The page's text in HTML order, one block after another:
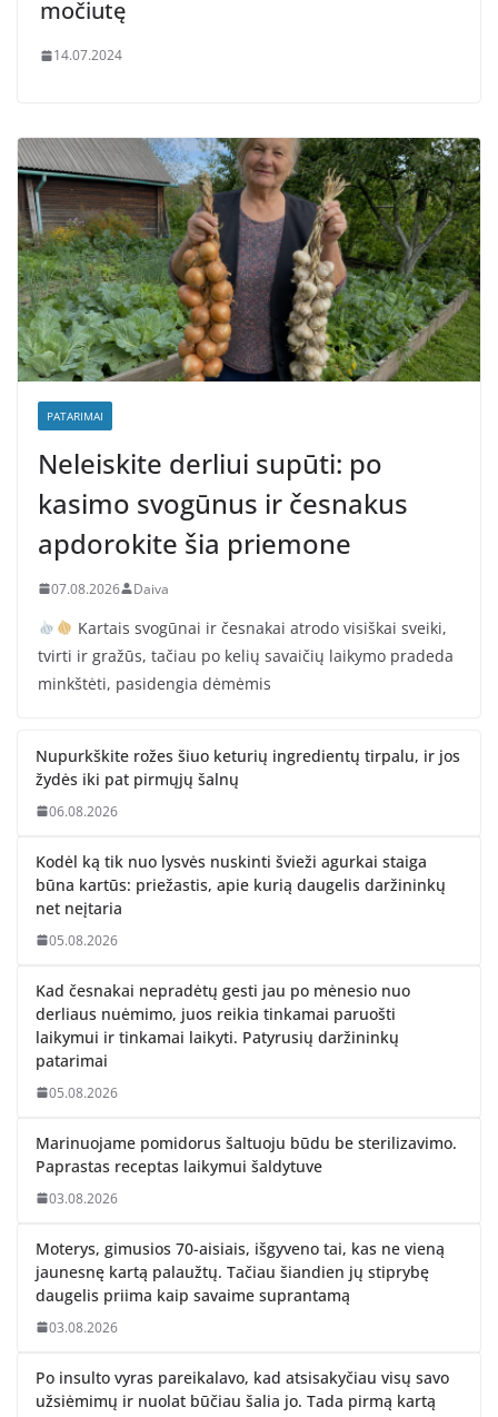
močiutę
14.07.2024
PATARIMAI
Neleiskite derliui supūti: po
kasimo svogūnus ir česnakus
apdorokite šia priemone
07.08.2026 Daiva
Kartais svogūnai ir česnakai atrodo visiškai sveiki,
tvirti ir gražūs, tačiau po kelių savaičių laikymo pradeda
minkštėti, pasidengia dėmėmis
Nupurkškite rožes šiuo keturių ingredientų tirpalu, ir jos
žydės iki pat pirmųjų šalnų
06.08.2026
Kodėl ką tik nuo lysvės nuskinti švieži agurkai staiga
būna kartūs: priežastis, apie kurią daugelis daržininkų
net neįtaria
05.08.2026
Kad česnakai nepradėtų gesti jau po mėnesio nuo
derliaus nuėmimo, juos reikia tinkamai paruošti
laikymui ir tinkamai laikyti. Patyrusių daržininkų
patarimai
05.08.2026
Marinuojame pomidorus šaltuoju būdu be sterilizavimo.
Paprastas receptas laikymui šaldytuve
03.08.2026
Moterys, gimusios 70-aisiais, išgyveno tai, kas ne vieną
jaunesnę kartą palaužtų. Tačiau šiandien jų stiprybę
daugelis priima kaip savaime suprantamą
03.08.2026
Po insulto vyras pareikalavo, kad atsisakyčiau visų savo
užsiėmimų ir nuolat būčiau šalia jo. Tada pirmą kartą